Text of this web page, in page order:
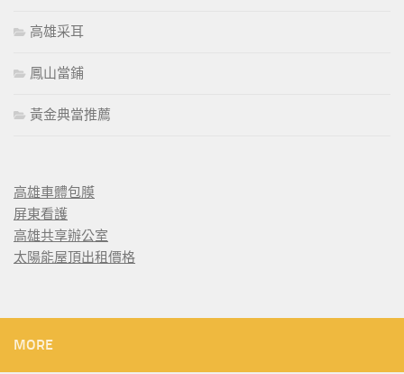
高雄采耳
鳳山當鋪
黃金典當推薦
高雄車體包膜
屏東看護
高雄共享辦公室
太陽能屋頂出租價格
MORE